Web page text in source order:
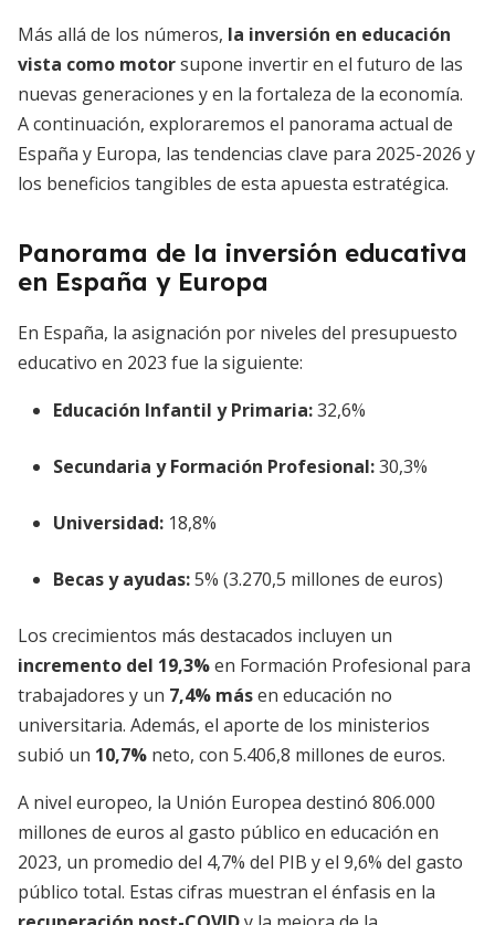
Más allá de los números, la inversión en educación
vista como motorsupone invertir en el futuro de las
nuevas generaciones y en la fortaleza de la economía.
A continuación, exploraremos el panorama actual de
España y Europa, las tendencias clave para 2025-2026 y
los beneficios tangibles de esta apuesta estratégica.
Panorama de la inversión educativa
en España y Europa
En España, la asignación por niveles del presupuesto
educativo en 2023 fue la siguiente:
Educación Infantil y Primaria:32,6%
Secundaria y Formación Profesional:30,3%
Universidad: 18,8%
Becas y ayudas:5% (3.270,5 millones de euros)
Los crecimientos más destacados incluyen un
incremento del 19,3%en Formación Profesional para
trabajadores y un 7,4% másen educación no
universitaria. Además, el aporte de los ministerios
subió un 10,7% neto, con 5.406,8 millones de euros.
A nivel europeo, la Unión Europea destinó 806.000
millones de euros al gasto público en educación en
2023, un promedio del 4,7% del PIB y el 9,6% del gasto
público total. Estas cifras muestran el énfasis en la